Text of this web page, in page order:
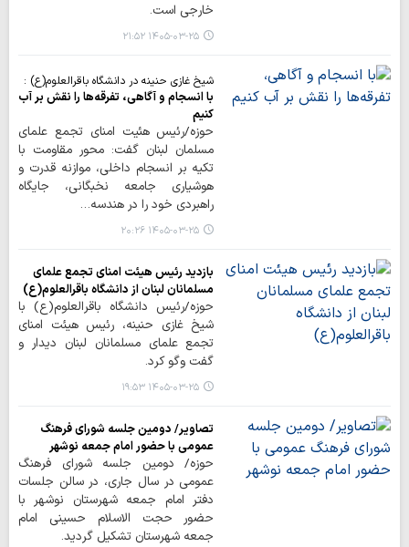
خارجی است.
۱۴۰۵-۰۳-۲۵ ۲۱:۵۲
شیخ غازی حنینه در دانشگاه باقرالعلوم(ع) :
با انسجام و آگاهی، تفرقه‌ها را نقش بر آب
کنیم
حوزه/رئیس هئیت امنای تجمع علمای
مسلمان لبنان گفت: محور مقاومت با
تکیه بر انسجام داخلی، موازنه قدرت و
هوشیاری جامعه نخبگانی، جایگاه
راهبردی خود را در هندسه…
۱۴۰۵-۰۳-۲۵ ۲۰:۲۶
بازدید رئیس هیئت امنای تجمع علمای
مسلمانان لبنان از دانشگاه باقرالعلوم(ع)
حوزه/رئیس دانشگاه باقرالعلوم(ع) با
شیخ غازی حنینه، رئیس هیئت امنای
تجمع علمای مسلمانان لبنان دیدار و
گفت وگو کرد.
۱۴۰۵-۰۳-۲۵ ۱۹:۵۳
تصاویر/ دومین جلسه شورای فرهنگ
عمومی با حضور امام جمعه نوشهر
حوزه/ دومین جلسه شورای فرهنگ
عمومی در سال جاری، در سالن جلسات
دفتر امام جمعه شهرستان نوشهر با
حضور حجت الاسلام حسینی امام
جمعه شهرستان تشکیل گردید.